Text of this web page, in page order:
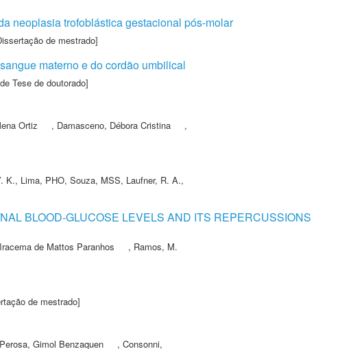
neoplasia trofoblástica gestacional pós-molar
de mestrado]
materno e do cordão umbilical
Tese de doutorado]
Ortiz , Damasceno, Débora Cristina
,
K., Lima, PHO, Souza, MSS, Laufner, R. A.,
BLOOD-GLUCOSE LEVELS AND ITS REPERCUSSIONS
de Mattos Paranhos , Ramos, M.
de mestrado]
Perosa, Gimol Benzaquen , Consonni,